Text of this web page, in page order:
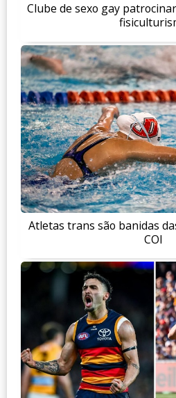
Clube de sexo gay
Atletas trans são banidas
COI